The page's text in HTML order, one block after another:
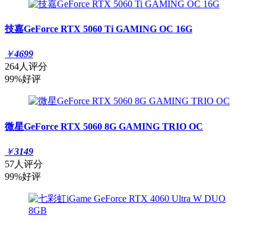
技嘉GeForce RTX 5060 Ti GAMING OC 16G
￥4699
264人评分
99%好评
微星GeForce RTX 5060 8G GAMING TRIO OC
￥3149
57人评分
99%好评